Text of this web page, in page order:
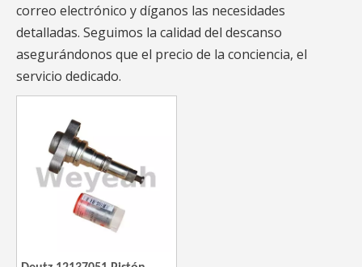
correo electrónico y díganos las necesidades
detalladas. Seguimos la calidad del descanso
asegurándonos que el precio de la conciencia, el
servicio dedicado.